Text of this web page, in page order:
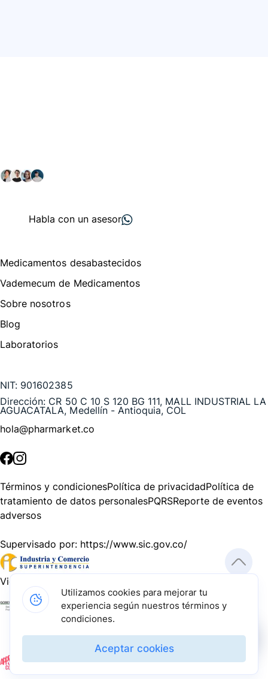
Habla con un asesor
Medicamentos desabastecidos
Vademecum de Medicamentos
Sobre nosotros
Blog
Laboratorios
NIT: 901602385
Dirección: CR 50 C 10 S 120 BG 111, MALL INDUSTRIAL LA
AGUACATALA, Medellín - Antioquia, COL
hola@pharmarket.co
Términos y condicionesPolítica de privacidadPolítica de
tratamiento de datos personalesPQRSReporte de eventos
adversos
Supervisado por: https://www.sic.gov.co/
Vigilado por:
Gracias a nuestros impulsadores, podemos presentarte la
solución tecnológica más avanzada para resolver los
desafíos farmacéuticos de la actualidad.
Utilizamos cookies para mejorar tu
experiencia según nuestros términos y
condiciones.
Aceptar cookies